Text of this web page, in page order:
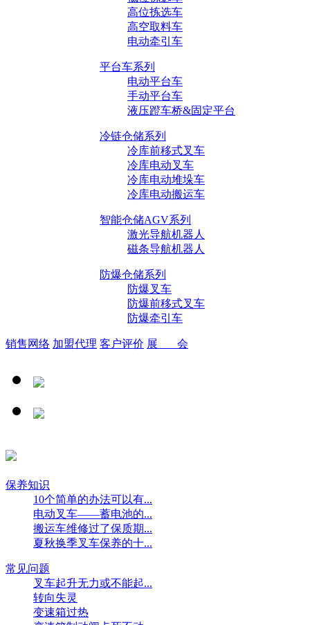
高位拣选车
高空取料车
电动牵引车
平台车系列
电动平台车
手动平台车
液压蹬车桥&固定平台
冷链仓储系列
冷库前移式叉车
冷库电动叉车
冷库电动堆垛车
冷库电动搬运车
智能仓储AGV系列
激光导航机器人
磁条导航机器人
防爆仓储系列
防爆叉车
防爆前移式叉车
防爆牵引车
销售网络 加盟代理 客户评价 展 会
保养知识
10个简单的办法可以有...
电动叉车——蓄电池的...
搬运车维修过了保质期...
夏秋换季叉车保养的十...
常见问题
叉车起升无力或不能起...
转向失灵
变速箱过热